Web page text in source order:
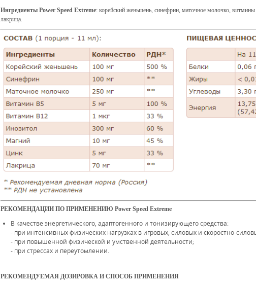
Ингредиенты Power Speed Extreme: корейский женьшень, синефрин, маточное молочко,
лакрица.
РЕКОМЕНДАЦИИ ПО ПРИМЕНЕНИЮ Power Speed Extreme
В качестве энергетического, адаптогенного и тонизирующего средства:
- при интенсивных физических нагрузках в игровых, силовых и скоростно-
- при повышенной физической и умственной деятельности;
- при стрессах и переутомлении.
РЕКОМЕНДУЕМАЯ ДОЗИРОВКА И СПОСОБ ПРИМЕНЕНИЯ